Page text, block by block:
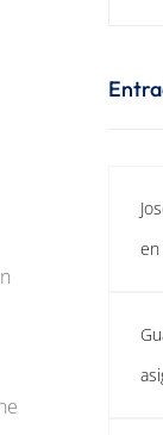
en